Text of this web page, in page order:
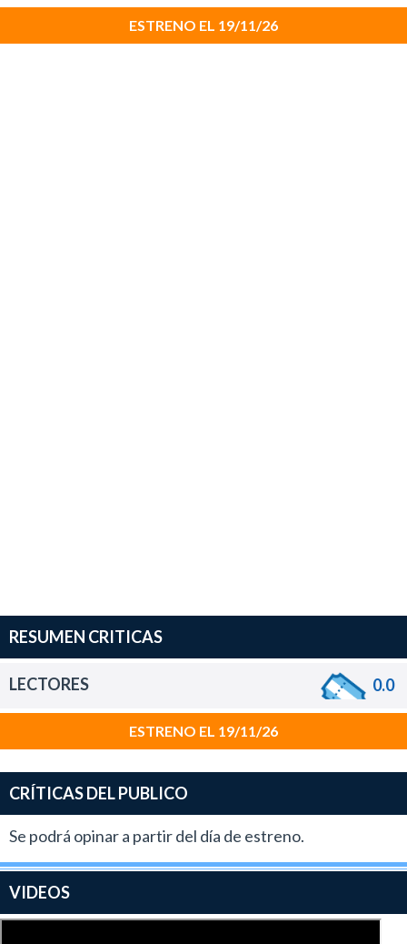
ESTRENO EL 19/11/26
RESUMEN CRITICAS
LECTORES 0.0
ESTRENO EL 19/11/26
CRÍTICAS DEL PUBLICO
Se podrá opinar a partir del día de estreno.
VIDEOS